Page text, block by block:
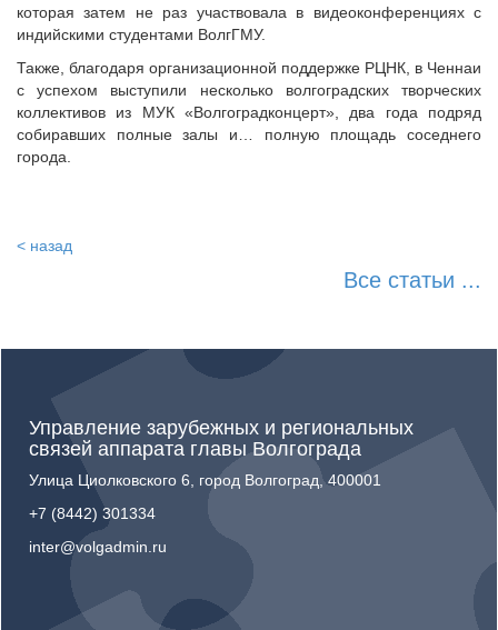
которая затем не раз участвовала в видеоконференциях с
индийскими студентами ВолгГМУ.
Также, благодаря организационной поддержке РЦНК, в Ченнаи
с успехом выступили несколько волгоградских творческих
коллективов из МУК «Волгоградконцерт», два года подряд
собиравших полные залы и… полную площадь соседнего
города.
< назад
Все статьи ...
Управление зарубежных и региональных
связей аппарата главы Волгограда
Улица Циолковского 6, город Волгоград, 400001
+7 (8442) 301334
inter@volgadmin.ru